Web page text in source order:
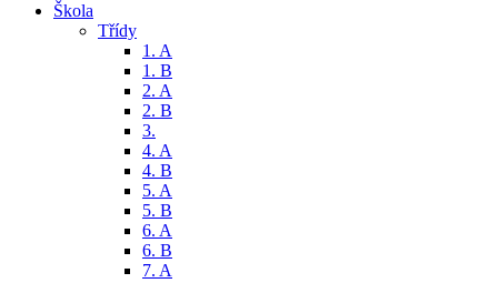
Škola
Třídy
1. A
1. B
2. A
2. B
3.
4. A
4. B
5. A
5. B
6. A
6. B
7. A